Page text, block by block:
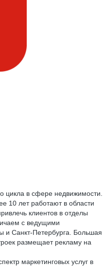
цикла в сфере недвижимости.
10 лет работают в области
клиентов в отделы
с ведущими
и Санкт-Петербурга. Большая
размещает рекламу на
маркетинговых услуг в